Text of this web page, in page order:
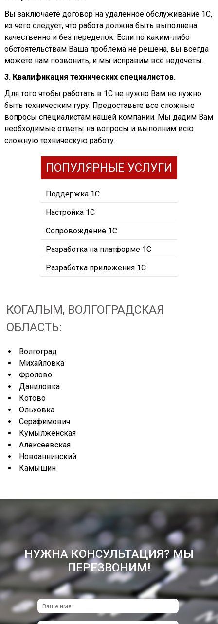
Вы заключаете договор на удаленное обслуживание 1С,
из чего следует, что работа должна быть выполнена
качественно и без переделок. Если по каким-либо
обстоятельствам Ваша проблема не решена, вы всегда
можете нам позвонить, и мы исправим все недочеты.
3. Квалификация технических специалистов.
Для того чтобы работать в 1С не нужно Вам не нужно
быть техническим гуру. Предоставьте все сложные
вопросы специалистам нашей компании. Мы дадим Вам
необходимые ответы на вопросы и выполним всю
сложную техническую работу.
ПОПУЛЯРНЫЕ УСЛУГИ
Поддержка 1С
Настройка 1С
Сопровождение 1С
Разработка на платформе 1С
Разработка приложения 1С
КОГАЛЫМ, ВОЛГОГРАДСКАЯ
ОБЛАСТЬ:
Волгоград
Михайловка
Фролово
Даниловка
Котово
Ольховка
Серафимович
Кумылженская
Алексеевская
Новоаннинский
Камышин
НУЖНА КОНСУЛЬТАЦИЯ? МЫ
ПЕРЕЗВОНИМ!